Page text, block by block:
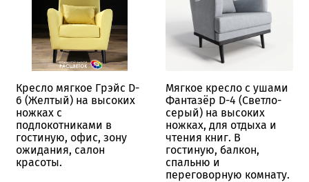
Кресло мягкое Грэйс D-
6 (Желтый) на высоких
ножках с
подлокотниками в
гостиную, офис, зону
ожидания, салон
красоты.
Мягкое кресло с ушами
Фантазёр D-4 (Светло-
серый) на высоких
ножках, для отдыха и
чтения книг. В
гостиную, балкон,
спальню и
переговорную комнату.